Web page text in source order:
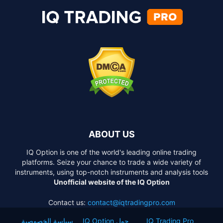
ABOUT US
IQ Option is one of the world's leading online trading
platforms. Seize your chance to trade a wide variety of
instruments, using top-notch instruments and analysis tools
Unofficial website of the IQ Option
Contact us: contact@iqtradingpro.com
IQ Trading Pro حول IQ Option سياسة الخصوصية